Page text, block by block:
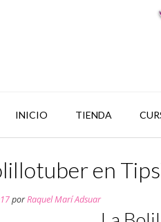
INICIO TIENDA
en
porRaquel Marí Adsuar